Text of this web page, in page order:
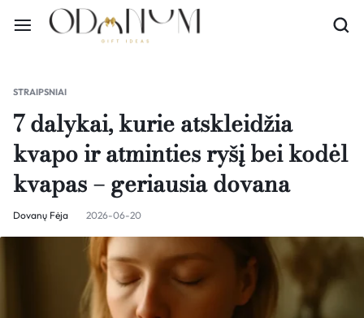
STRAIPSNIAI
7 dalykai, kurie atskleidžia
kvapo ir atminties ryšį bei kodėl
kvapas – geriausia dovana
Dovanų Fėja 2026-06-20